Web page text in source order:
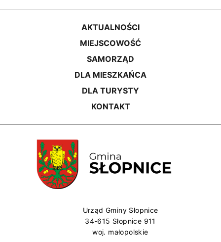
AKTUALNOŚCI
MIEJSCOWOŚĆ
SAMORZĄD
DLA MIESZKAŃCA
DLA TURYSTY
KONTAKT
Urząd Gminy Słopnice
34-615 Słopnice 911
woj. małopolskie